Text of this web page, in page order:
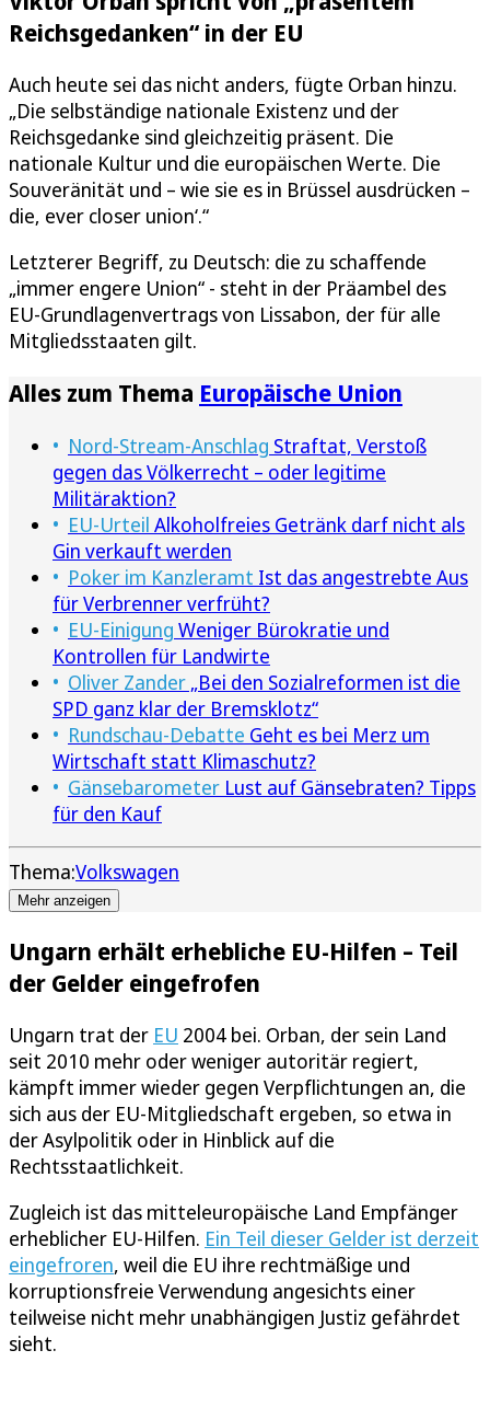
Reichsgedanken“ in der EU
Auch heute sei das nicht anders, fügte Orban hinzu.
„Die selbständige nationale Existenz und der
Reichsgedanke sind gleichzeitig präsent. Die
nationale Kultur und die europäischen Werte. Die
Souveränität und – wie sie es in Brüssel ausdrücken –
die‚ ever closer union‘.“
Letzterer Begriff, zu Deutsch: die zu schaffende
„immer engere Union“ - steht in der Präambel des
EU-Grundlagenvertrags von Lissabon, der für alle
Mitgliedsstaaten gilt.
Alles zum Thema Europäische Union
Nord-Stream-Anschlag Straftat, Verstoß
gegen das Völkerrecht – oder legitime
Militäraktion?
EU-Urteil Alkoholfreies Getränk darf nicht als
Gin verkauft werden
Poker im Kanzleramt Ist das angestrebte Aus
für Verbrenner verfrüht?
EU-Einigung Weniger Bürokratie und
Kontrollen für Landwirte
Oliver Zander „Bei den Sozialreformen ist die
SPD ganz klar der Bremsklotz“
Rundschau-Debatte Geht es bei Merz um
Wirtschaft statt Klimaschutz?
Gänsebarometer Lust auf Gänsebraten? Tipps
für den Kauf
Thema:Volkswagen
Mehr anzeigen
Ungarn erhält erhebliche EU-Hilfen – Teil
der Gelder eingefrofen
Ungarn trat der EU 2004 bei. Orban, der sein Land
seit 2010 mehr oder weniger autoritär regiert,
kämpft immer wieder gegen Verpflichtungen an, die
sich aus der EU-Mitgliedschaft ergeben, so etwa in
der Asylpolitik oder in Hinblick auf die
Rechtsstaatlichkeit.
Zugleich ist das mitteleuropäische Land Empfänger
erheblicher EU-Hilfen. Ein Teil dieser Gelder ist derzeit
eingefroren, weil die EU ihre rechtmäßige und
korruptionsfreie Verwendung angesichts einer
teilweise nicht mehr unabhängigen Justiz gefährdet
sieht.